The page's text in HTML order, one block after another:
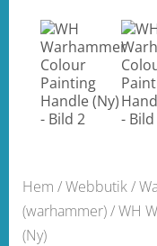
Hem /Webbutik/
(warhammer)/ WH
(Ny)